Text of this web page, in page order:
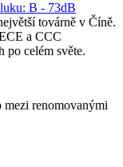
továrně v Číně.
a CCC
po celém světe.
mezi renomovanými